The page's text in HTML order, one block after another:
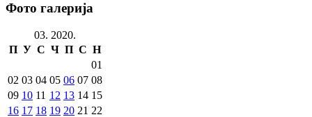
Фото галерија
03. 2020.
П У С Ч П С Н
01
02 03 04 05 06 07 08
09 10 11 12 13 14 15
16 17 18 19 20 21 22